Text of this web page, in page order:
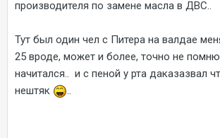
производителя по замене масла в ДВС..
Тут был один чел с Питера на валдае
25 вроде, может и более, точно не
начитался.. и с пеной у рта даказазвал
нештяк
..